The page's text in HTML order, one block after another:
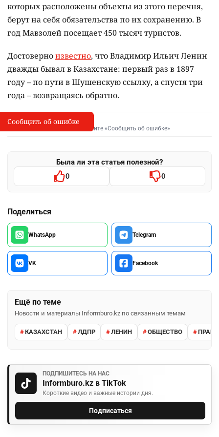
которых расположены объекты из этого перечня,
берут на себя обязательства по их сохранению. В
год Мавзолей посещает 450 тысяч туристов.
Достоверноизвестно, что Владимир Ильич Ленин
дважды бывал в Казахстане: первый раз в 1897
году – по пути в Шушенскую ссылку, а спустя три
года – возвращаясь обратно.
I
Сообщить об опечатке
Выделите фрагмент и нажмите «Сообщить об ошибке»
Была ли эта статья полезной?
0 0
Поделиться
WhatsApp Telegram
VK Facebook
Ещё по теме
Новости и материалы Informburo.kz по связанным темам
КАЗАХСТАН ЛДПР ЛЕНИН ОБЩЕСТВО
ПОДПИШИТЕСЬ НА НАС
Informburo.kz в TikTok
Короткие видео и важные истории дня.
Подписаться
Сообщить об ошибке